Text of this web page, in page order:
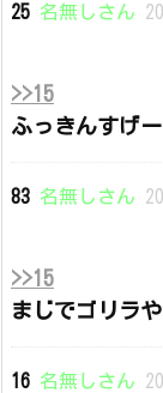
25 名無しさん
>>15
ふっきんすげ
83 名無しさん
>>15
まじでゴリラ
16 名無しさん